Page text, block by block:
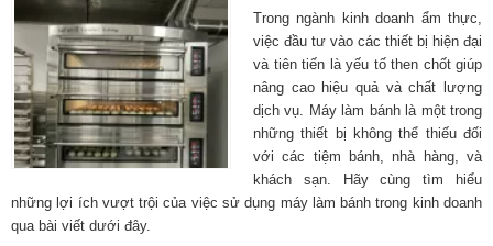
Trong ngành kinh doanh ẩm thực,
việc đầu tư vào các thiết bị hiện đại
và tiên tiến là yếu tố then chốt giúp
nâng cao hiệu quả và chất lượng
dịch vụ. Máy làm bánh là một trong
những thiết bị không thể thiếu đối
với các tiệm bánh, nhà hàng, và
khách sạn. Hãy cùng tìm hiểu
những lợi ích vượt trội của việc sử dụng máy làm bánh trong kinh doanh
qua bài viết dưới đây.